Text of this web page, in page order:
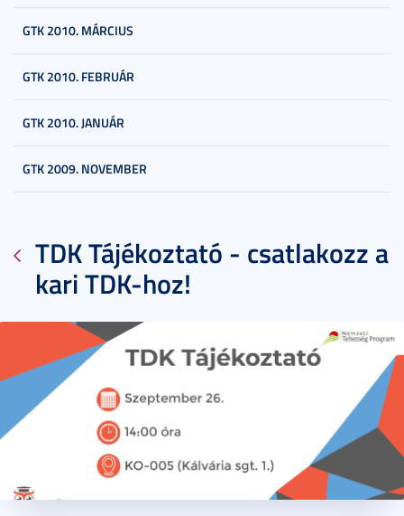
GTK 2010. MÁRCIUS
GTK 2010. FEBRUÁR
GTK 2010. JANUÁR
GTK 2009. NOVEMBER
TDK Tájékoztató - csatlakozz a
kari TDK-hoz!